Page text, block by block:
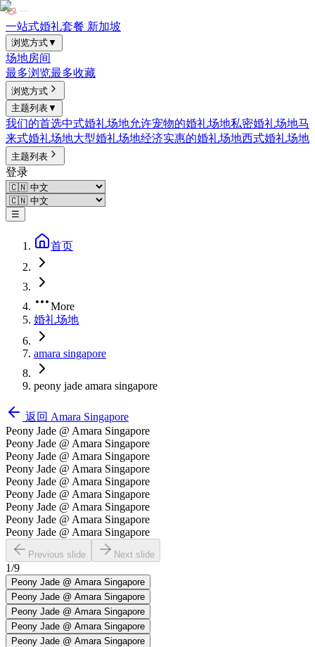
一站式婚礼套餐 新加坡
浏览方式▼
场地房间
最多浏览最多收藏
浏览方式
主题列表▼
我们的首选中式婚礼场地允许宠物的婚礼场地私密婚礼场地马
来式婚礼场地大型婚礼场地经济实惠的婚礼场地西式婚礼场地
主题列表
登录
☰
首页
More
婚礼场地
amara singapore
peony jade amara singapore
返回 Amara Singapore
Peony Jade @ Amara Singapore
Peony Jade @ Amara Singapore
Peony Jade @ Amara Singapore
Peony Jade @ Amara Singapore
Peony Jade @ Amara Singapore
Peony Jade @ Amara Singapore
Peony Jade @ Amara Singapore
Peony Jade @ Amara Singapore
Peony Jade @ Amara Singapore
Previous slide Next slide
1/9
Peony Jade @ Amara Singapore
Peony Jade @ Amara Singapore
Peony Jade @ Amara Singapore
Peony Jade @ Amara Singapore
Peony Jade @ Amara Singapore